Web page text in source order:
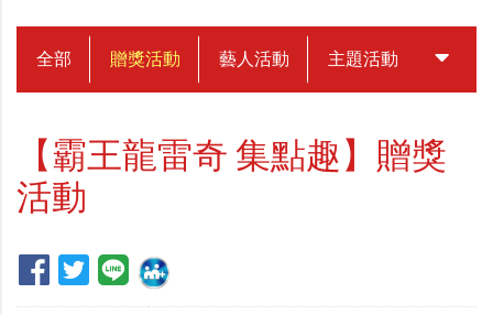
全部 贈獎活動 藝人活動 主題活動 中獎名
【霸王龍雷奇 集點趣】贈獎
活動